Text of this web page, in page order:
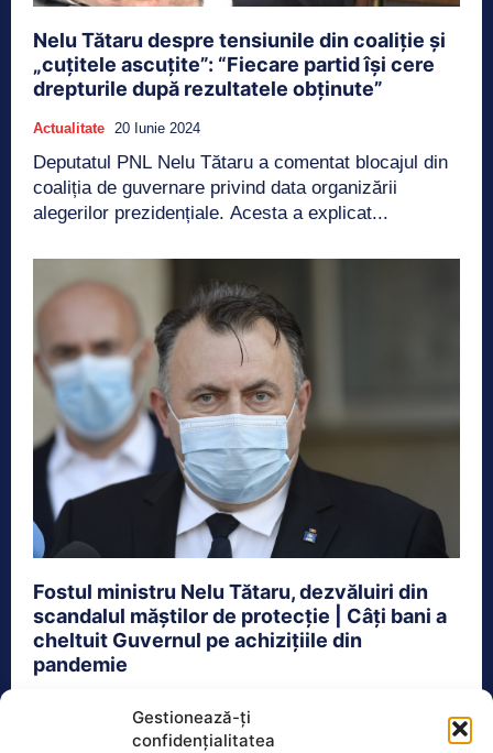
Gestionează-ți
confidențialitatea
Nelu Tătaru despre tensiunile din coaliție și
„cuțitele ascuțite”: “Fiecare partid își cere
drepturile după rezultatele obținute”
Actualitate 20 Iunie 2024
Deputatul PNL Nelu Tătaru a comentat blocajul din
coaliția de guvernare privind data organizării
alegerilor prezidențiale. Acesta a explicat...
Fostul ministru Nelu Tătaru, dezvăluiri din
scandalul măştilor de protecţie | Câţi bani a
cheltuit Guvernul pe achiziţiile din
pandemie
Nelu Tătaru, fost ministru al Sănătăţii, a explicat